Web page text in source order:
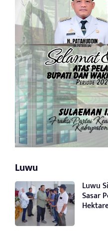
Luwu
Luwu
Sasar